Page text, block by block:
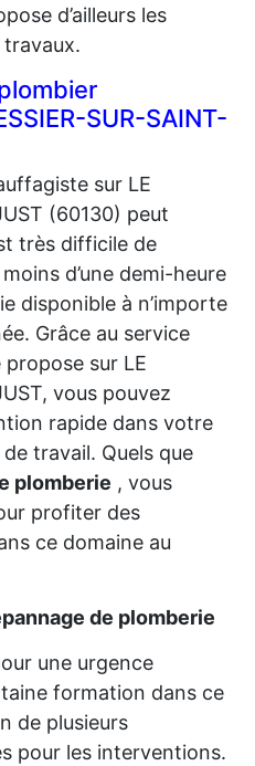
d’ailleurs les
SUR-SAINT-
sur LE
(60130) peut
très difficile de
d’une demi-heure
disponible à n’importe
Grâce au service
sur LE
vous pouvez
rapide dans votre
travail. Quels que
plomberie , vous
profiter des
ce domaine au
de plomberie
une urgence
formation dans ce
de plusieurs
pour les interventions.